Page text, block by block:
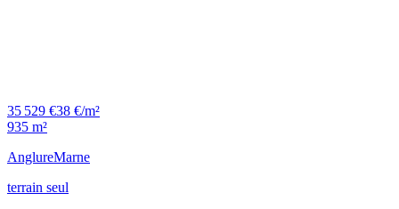
35 529 €38 €/m²
935 m²
AnglureMarne
terrain seul